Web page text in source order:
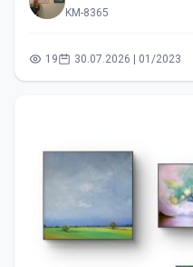
KM-8365
19 30.07.2026 | 01/2023